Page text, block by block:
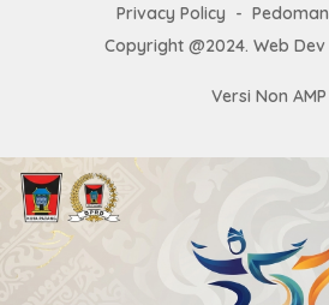
Privacy Policy
Copyright @2024. Web
Versi Non AMP